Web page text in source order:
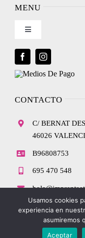
Condiciones de uso
Política de privacidad
Ley de cookies
Condiciones de
Accesibilidad
Mapa del sitio
MENU
Toggle
CONTACTO
C/ BERNAT
46026
B96808753
695 470 548
Usamos cookies
experiencia en
asumiremos
Aceptar